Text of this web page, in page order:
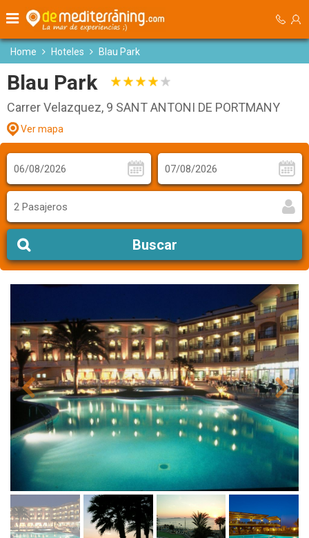
Home Hoteles Blau Park
Blau Park
Carrer Velazquez, 9 SANT ANTONI DE PORTMANY
Ver mapa
2 Pasajeros
Buscar